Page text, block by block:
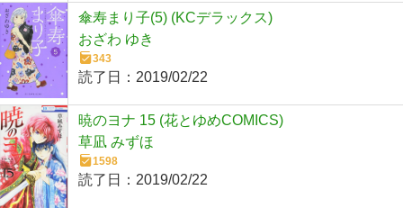
傘寿まり子(5) (KCデラックス)
おざわ ゆき
343
読了日： 2019/02/22
暁のヨナ 15 (花とゆめCOMICS)
草凪 みずほ
1598
読了日： 2019/02/22